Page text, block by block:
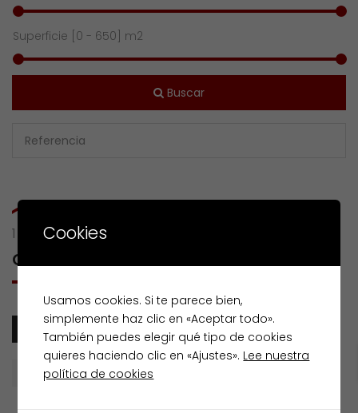
Superficie [ 0 - 650 ] m2
Buscar
1 RESULTS OF
CALLE PRADO
VENTA
Por defecto
Cookies
Usamos cookies. Si te parece bien,
simplemente haz clic en «Aceptar todo».
También puedes elegir qué tipo de cookies
quieres haciendo clic en «Ajustes». Lee nuestra
política de cookies